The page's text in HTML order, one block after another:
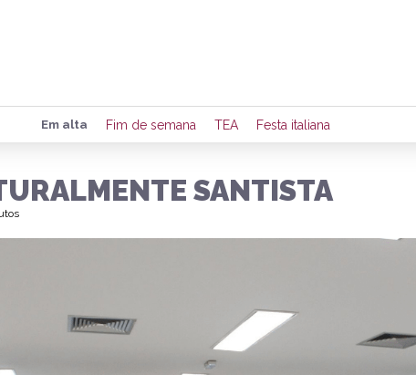
Preencha seus dados para
de eventos e notícias da região.
Quero
Em alta Fim de semana TEA Festa italiana
SANTISTA